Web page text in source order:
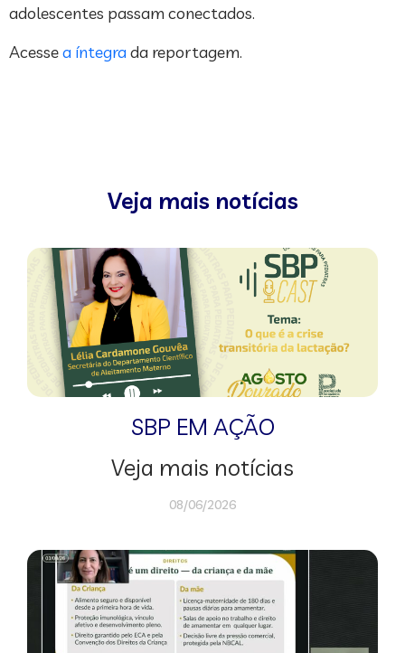
adolescentes passam conectados.
Acessea íntegra da reportagem.
Veja mais notícias
SBP EM AÇÃO
Veja mais notícias
08/06/2026